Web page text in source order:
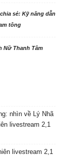
sẻ: Kỹ năng dẫn
tông
Nữ Thanh Tâm
nhìn về Lý Nhã
livestream 2,1
livestream 2,1